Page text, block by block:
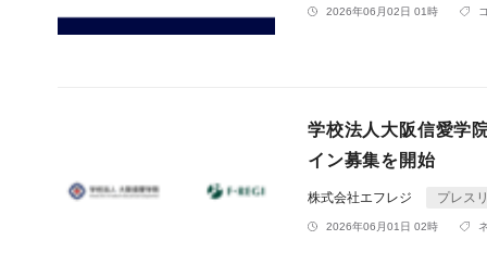
2026年06月02日 01時
学校法人大阪信愛学
イン募集を開始
株式会社エフレジ プレス
2026年06月01日 02時